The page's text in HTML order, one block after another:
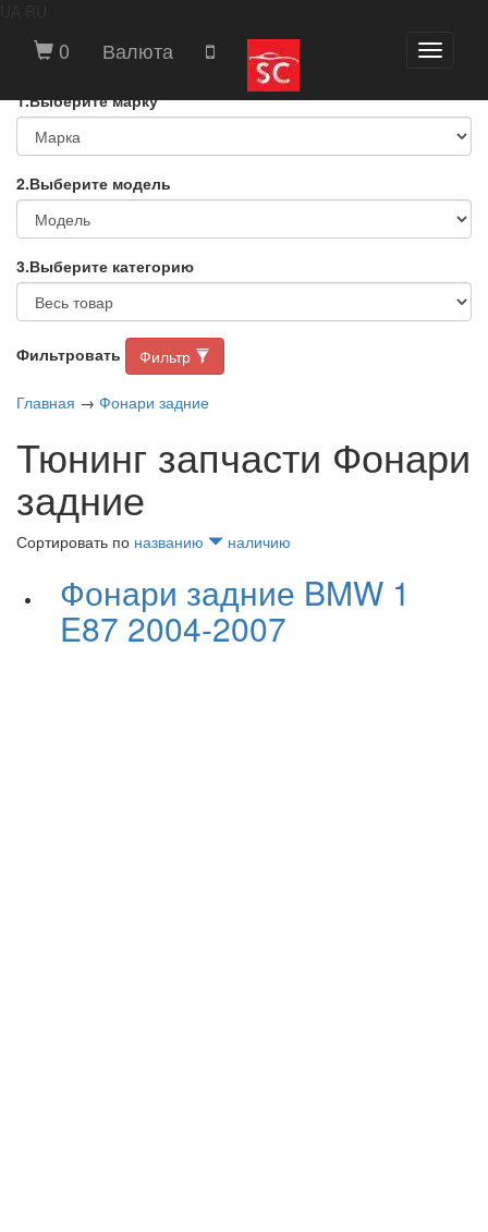
Toggle
0 Валюта
ВЫБЕРИТЕ МАРКУ И МОДЕЛЬ
АВТОМОБИЛЯ
1.Выберите марку
2.Выберите модель
3.Выберите категорию
Фильтровать Фильтр
Главная → Фонари задние
Тюнинг запчасти Фонари
задние
Сортировать по названию наличию
Фонари задние BMW 1
E87 2004-2007